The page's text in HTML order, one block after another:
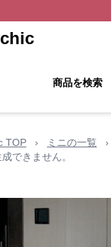
商品を検索
TOP › ミニの一覧 ›
できません。